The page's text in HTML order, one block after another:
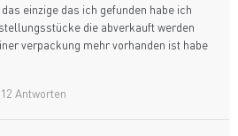
einzige das ich gefunden habe ich
die abverkauft werden
verpackung mehr vorhanden ist habe
12 Antworten